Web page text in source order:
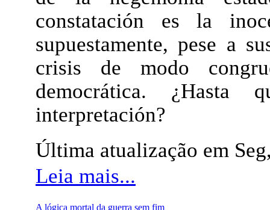
constatación es la
supuestamente, pese a
crisis de modo
democrática. ¿Hasta
interpretación?
Última atualização em
Leia mais...
A lógica mortal da guerra sem fim